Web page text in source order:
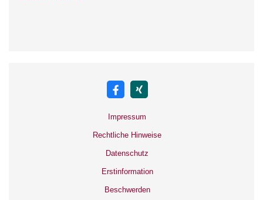
Impressum
Rechtliche Hinweise
Datenschutz
Erstinformation
Beschwerden